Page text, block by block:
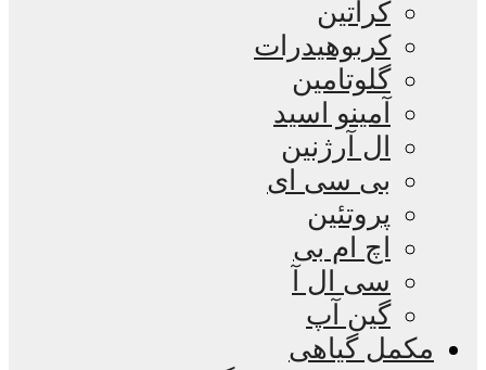
کراتین
کربوهیدرات
گلوتامین
آمینو اسید
ال آرژنین
بی سی ای
پروتئین
اچ ام بی
سی ال آ
گین آپ
مکمل گیاهی